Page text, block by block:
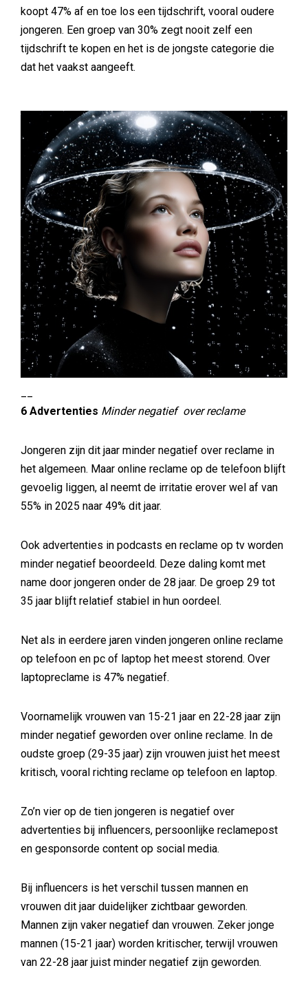
koopt 47% af en toe los een tijdschrift, vooral oudere
jongeren. Een groep van 30% zegt nooit zelf een
tijdschrift te kopen en het is de jongste categorie die
dat het vaakst aangeeft.
6 Advertenties Minder negatief over reclame
Jongeren zijn dit jaar minder negatief over reclame in
het algemeen. Maar online reclame op de telefoon blijft
gevoelig liggen, al neemt de irritatie erover wel af van
55% in 2025 naar 49% dit jaar.
Ook advertenties in podcasts en reclame op tv worden
minder negatief beoordeeld. Deze daling komt met
name door jongeren onder de 28 jaar. De groep 29 tot
35 jaar blijft relatief stabiel in hun oordeel.
Net als in eerdere jaren vinden jongeren online reclame
op telefoon en pc of laptop het meest storend. Over
laptopreclame is 47% negatief.
Voornamelijk vrouwen van 15-21 jaar en 22-28 jaar zijn
minder negatief geworden over online reclame. In de
oudste groep (29-35 jaar) zijn vrouwen juist het meest
kritisch, vooral richting reclame op telefoon en laptop.
Zo’n vier op de tien jongeren is negatief over
advertenties bij influencers, persoonlijke reclamepost
en gesponsorde content op social media.
Bij influencers is het verschil tussen mannen en
vrouwen dit jaar duidelijker zichtbaar geworden.
Mannen zijn vaker negatief dan vrouwen. Zeker jonge
mannen (15-21 jaar) worden kritischer, terwijl vrouwen
van 22-28 jaar juist minder negatief zijn geworden.